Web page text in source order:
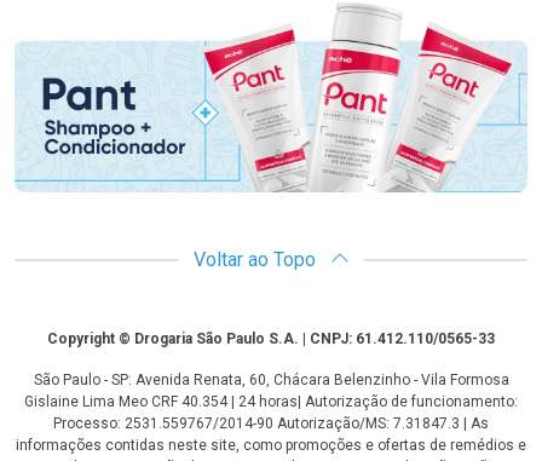
Promoção em Destaque
Voltar ao Topo
CopyrightCopyright © Drogaria São Paulo S.A. | CNPJ: 61.412.110/0565-33
São Paulo - SP: Avenida Renata, 60, Chácara Belenzinho - Vila Formosa
Gislaine Lima Meo CRF 40.354 | 24 horas| Autorização de funcionamento:
Processo: 2531.559767/2014-90 Autorização/MS: 7.31847.3 | As
informações contidas neste site, como promoções e ofertas de remédios e